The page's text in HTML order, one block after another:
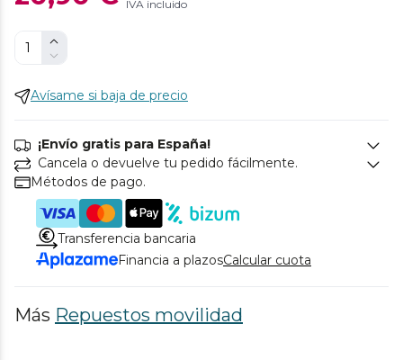
IVA incluido
Avísame si baja de precio
¡Envío gratis para España!
Cancela o devuelve tu pedido fácilmente.
Métodos de pago.
Transferencia bancaria
Financia a plazosCalcular cuota
Más Repuestos movilidad